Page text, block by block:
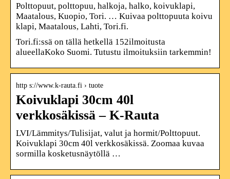
Polttopuut, polttopuu, halkoja, halko, koivuklapi,
Maatalous, Kuopio, Tori. … Kuivaa polttopuuta koivu
klapi, Maatalous, Lahti, Tori.fi.
Tori.fi:ssä on tällä hetkellä 152ilmoitusta
alueellaKoko Suomi. Tutustu ilmoituksiin tarkemmin!
http s://www.k-rauta.fi › tuote
Koivuklapi 30cm 40l
verkkosäkissä – K-Rauta
LVI/Lämmitys/Tulisijat, valut ja hormit/Polttopuut.
Koivuklapi 30cm 40l verkkosäkissä. Zoomaa kuvaa
sormilla kosketusnäytöllä …